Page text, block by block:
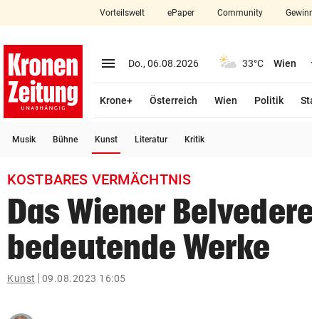
closeSchließen
account_circle Anmelden
arrow_right
bookmark
search
Suchbegriff
eingeben
Vorteilswelt ePaper Community
menu Menü aufklappen
Do., 06.08.2026 33°C Wien
Krone+ Österreich Wien Politik
Musik Bühne Kunst Literatur Kritik
KOSTBARES VERMÄCHTNIS
Das Wiener
bedeutende Werke
Kunst 09.08.2023 16:05